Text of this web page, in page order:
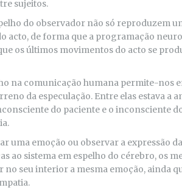
sujeitos.
do observador não só reproduzem
acto, de forma que a programação
os últimos movimentos do acto se
na comunicação humana permite-nos
da especulação. Entre elas estava a
do paciente e o inconsciente
uma emoção ou observar a expressão
ao sistema em espelho do cérebro, os
seu interior a mesma emoção, ainda